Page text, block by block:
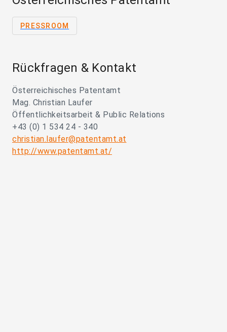
PRESSROOM
Rückfragen & Kontakt
Österreichisches Patentamt
Mag. Christian Laufer
Öffentlichkeitsarbeit & Public Relations
+43 (0) 1 534 24 - 340
christian.laufer@patentamt.at
http://www.patentamt.at/